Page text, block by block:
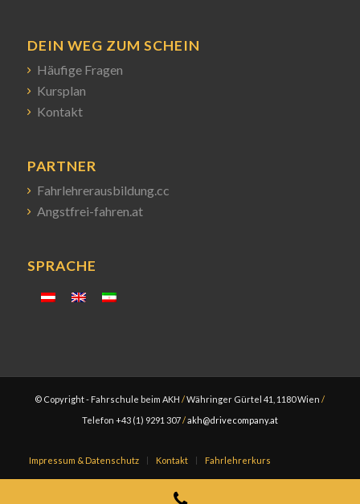
DEIN WEG ZUM SCHEIN
Häufige Fragen
Kursplan
Kontakt
PARTNER
Fahrlehrerausbildung.cc
Angstfrei-fahren.at
SPRACHE
© Copyright - Fahrschule beim AKH/Währinger Gürtel 41, 1180 Wien/
Telefon +43 (1) 9291 307/akh@drivecompany.at
Impressum & Datenschutz Kontakt Fahrlehrerkurs